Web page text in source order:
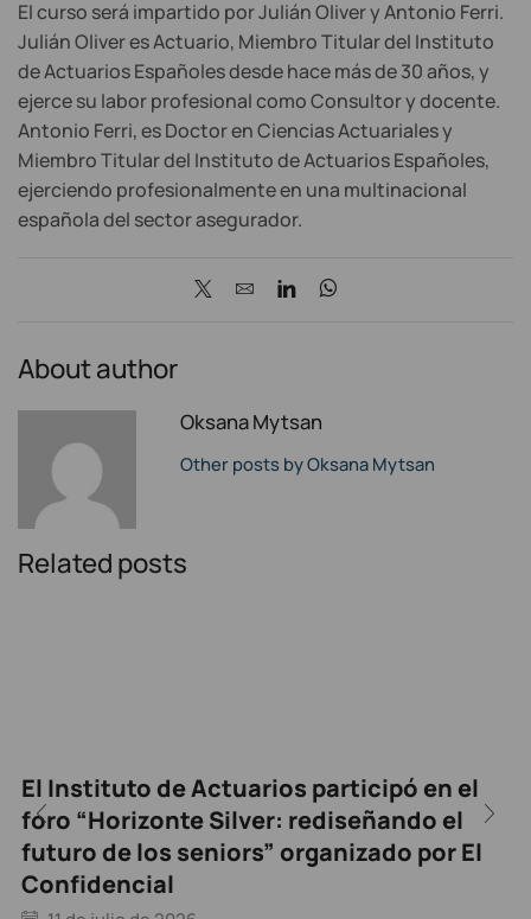
El curso será impartido por Julián Oliver y Antonio Ferri.
Julián Oliver es Actuario, Miembro Titular del Instituto
de Actuarios Españoles desde hace más de 30 años, y
ejerce su labor profesional como Consultor y docente.
Antonio Ferri, es Doctor en Ciencias Actuariales y
Miembro Titular del Instituto de Actuarios Españoles,
ejerciendo profesionalmente en una multinacional
española del sector asegurador.
About author
Oksana Mytsan
Other posts by Oksana Mytsan
Related posts
El Instituto de Actuarios participó en el
foro “Horizonte Silver: rediseñando el
futuro de los seniors” organizado por El
Confidencial